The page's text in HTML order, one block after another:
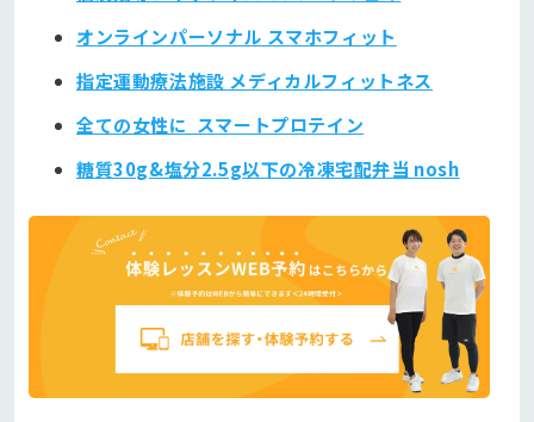
オンラインパーソナル スマホフィット
指定運動療法施設 メディカルフィットネス
全ての女性に スマートプロテイン
糖質30g&塩分2.5g以下の冷凍宅配弁当 nosh